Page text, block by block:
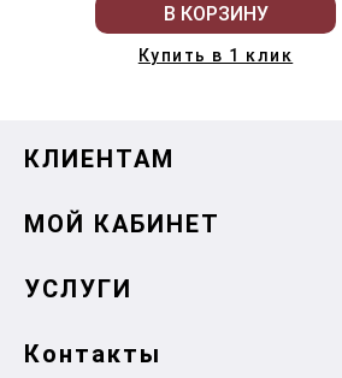
В КОРЗИНУ
Купить в 1 клик
КЛИЕНТАМ
МОЙ КАБИНЕТ
УСЛУГИ
Контакты